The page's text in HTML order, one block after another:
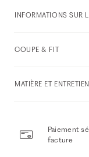
INFORMATIONS SUR
COUPE & FIT
MATIÈRE ET ENTRETIEN
Paiement
facture